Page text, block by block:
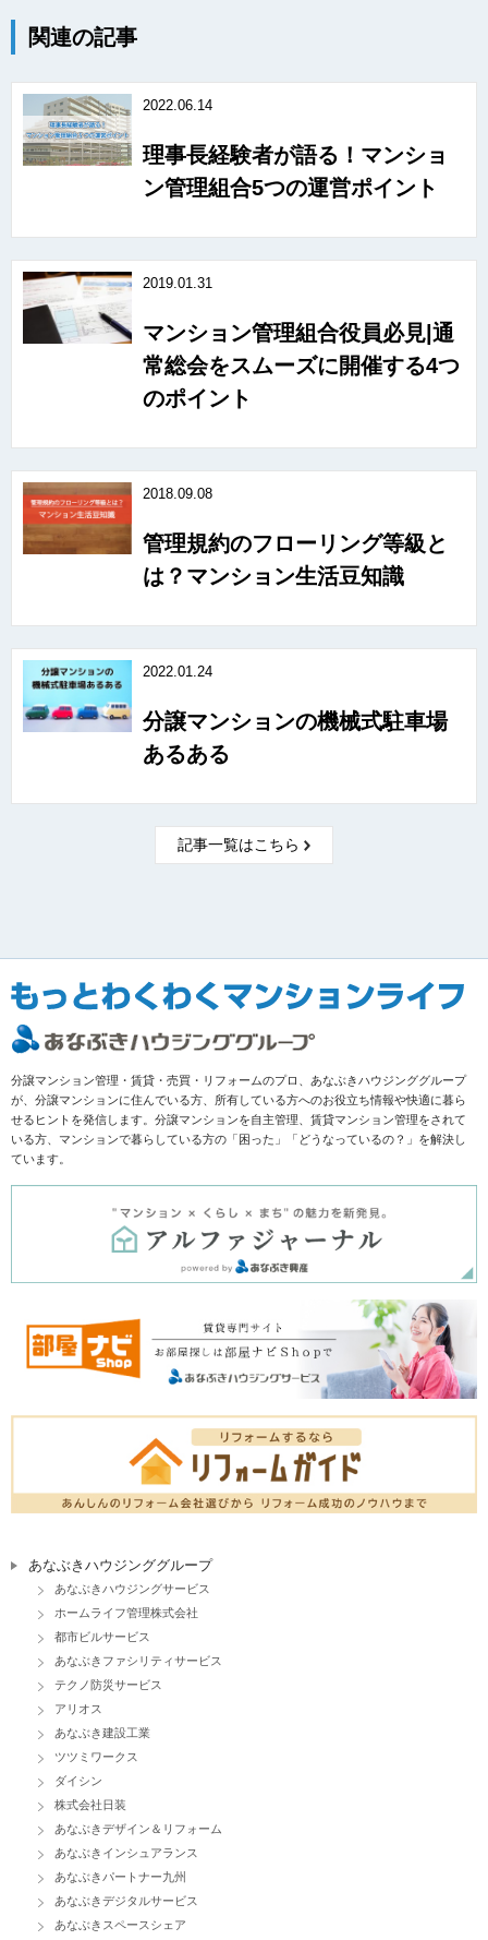
関連の記事
2022.06.14
理事長経験者が語る！マンショ
ン管理組合5つの運営ポイント
2019.01.31
マンション管理組合役員必見|通
常総会をスムーズに開催する4つ
のポイント
2018.09.08
管理規約のフローリング等級と
は？マンション生活豆知識
2022.01.24
分譲マンションの機械式駐車場
あるある
記事一覧はこちら
分譲マンション管理・賃貸・売買・リフォームのプロ、あなぶきハウジンググループ
が、分譲マンションに住んでいる方、所有している方へのお役立ち情報や快適に暮ら
せるヒントを発信します。分譲マンションを自主管理、賃貸マンション管理をされて
いる方、マンションで暮らしている方の「困った」「どうなっているの？」を解決し
ています。
あなぶきハウジンググループ
あなぶきハウジングサービス
ホームライフ管理株式会社
都市ビルサービス
あなぶきファシリティサービス
テクノ防災サービス
アリオス
あなぶき建設工業
ツツミワークス
ダイシン
株式会社日装
あなぶきデザイン＆リフォーム
あなぶきインシュアランス
あなぶきパートナー九州
あなぶきデジタルサービス
あなぶきスペースシェア